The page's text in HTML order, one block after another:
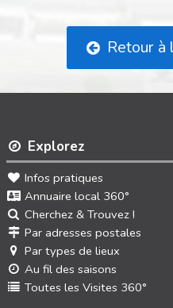
Retour à
Explorez
Infos pratiques
Annuaire local 360°
Cherchez & Trouvez !
Par adresses postales
Par types de lieux
Au fil des saisons
Toutes les Visites 360°